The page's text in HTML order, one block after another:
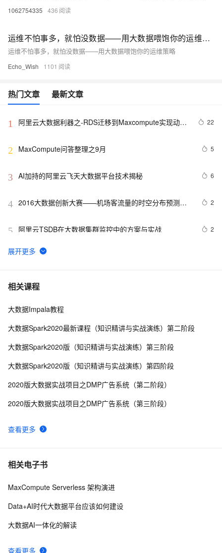
1062754335 436
运维不怕事多，就怕没数据——用大数据喂饱你的运维策略
运维不怕事多，就怕没数据——用大数据喂饱你的运维策略
Echo_Wish 1101
热门文章 最新文章
1
阿里云大数据利器之-RDS迁移到Maxcompute实现动态
22
2 MaxCompute问答整理之9月 5
3 AI加持的阿里云飞天大数据平台技术揭秘 6
4 2016大数据创新大赛——机场客流量的时空分布预测模
2
5 阿里云TSDB在大数据集群监控中的方案与实战 2
6
如何使用Tunnel SDK上传/下载MaxCompute复杂类型数
7 大数据生态中的 RocketMQ 5.0
8 DTS数据同步集成MaxCompute数仓
趋势
10大数据数据采集的数据类型的结构化数据
相关课程
查看更多
大数据Impala教程
大数据Spark2020最新课程（知识精讲与实战演练）第二阶段
大数据Spark2020版（知识精讲与实战演练）第三阶段
大数据Spark2020版（知识精讲与实战演练）第四阶段
2020版大数据实战项目之DMP广告系统（第二阶段）
2020版大数据实战项目之DMP广告系统（第三阶段）
相关电子书
查看更多
MaxCompute Serverless 架构演进
Data+AI时代大数据平台应该如何建设
大数据AI一体化的解读